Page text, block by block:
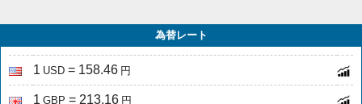
為替レート
1 USD = 158.46 円
1 GBP = 213.16 円